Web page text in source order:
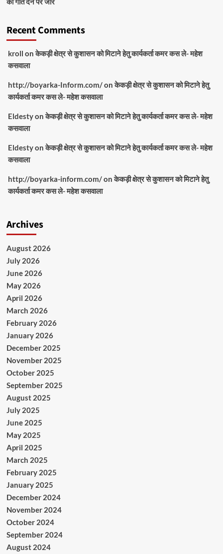
Recent Comments
kroll onकेकड़ी क्षेत्र से कुशासन को मिटाने हेतु कार्यकर्ता कमर कस ले- महेश
कसवाला
http://boyarka-Inform.com/onकेकड़ी क्षेत्र से कुशासन को मिटाने हेतु
कार्यकर्ता कमर कस ले- महेश कसवाला
Eldestyonकेकड़ी क्षेत्र से कुशासन को मिटाने हेतु कार्यकर्ता कमर कस ले- महेश
कसवाला
Eldestyonकेकड़ी क्षेत्र से कुशासन को मिटाने हेतु कार्यकर्ता कमर कस ले- महेश
कसवाला
http://boyarka-inform.com/onकेकड़ी क्षेत्र से कुशासन को मिटाने हेतु
कार्यकर्ता कमर कस ले- महेश कसवाला
Archives
August 2026
July 2026
June 2026
May 2026
April 2026
March 2026
February 2026
January 2026
December 2025
November 2025
October 2025
September 2025
August 2025
July 2025
June 2025
May 2025
April 2025
March 2025
February 2025
January 2025
December 2024
November 2024
October 2024
September 2024
August 2024